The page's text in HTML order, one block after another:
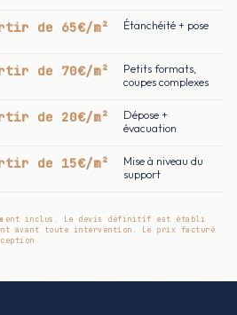
de 65€/m² Étanchéité + pose
de 70€/m²
Petits formats,
coupes complexes
de 20€/m²
Dépose +
évacuation
de 15€/m²
Mise à niveau du
support
inclus. Le devis définitif est établi
avant toute intervention. Le prix facturé